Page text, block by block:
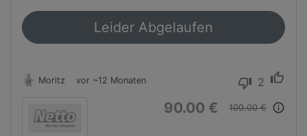
Leider Abgelaufen
Moritz vor ~12 Monaten thumb_down 2 thumb_up
90.00 € 100.00 € info_outline